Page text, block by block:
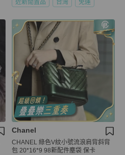
近新閒置品 台灣 免運
Chanel
CHANEL 綠色V紋小號流浪肩背斜背
包 20*16*9 98新配件塵袋 保卡